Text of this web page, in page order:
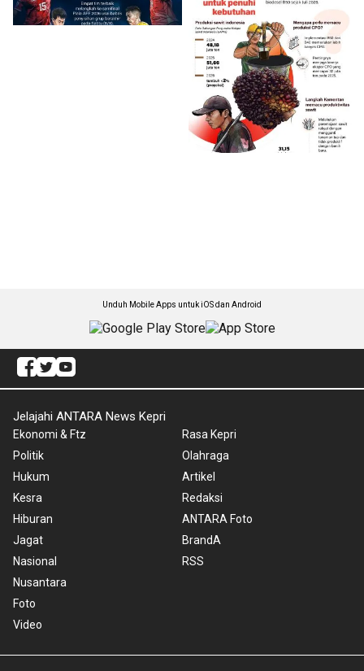
Unduh Mobile Apps untuk iOS dan Android
Jelajahi ANTARA News Kepri
Ekonomi & Ftz
Politik
Hukum
Kesra
Hiburan
Jagat
Nasional
Nusantara
Foto
Video
Rasa Kepri
Olahraga
Artikel
Redaksi
ANTARA Foto
BrandA
RSS